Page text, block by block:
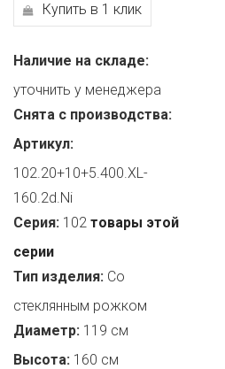
Купить в 1 клик
Наличие на складе:
уточнить у менеджера
Снята с производства:
Артикул:
102.20+10+5.400.XL-
160.2d.Ni
Серия: 102 товары этой
серии
Тип изделия: Со
стеклянным рожком
Диаметр: 119 см
Высота: 160 см